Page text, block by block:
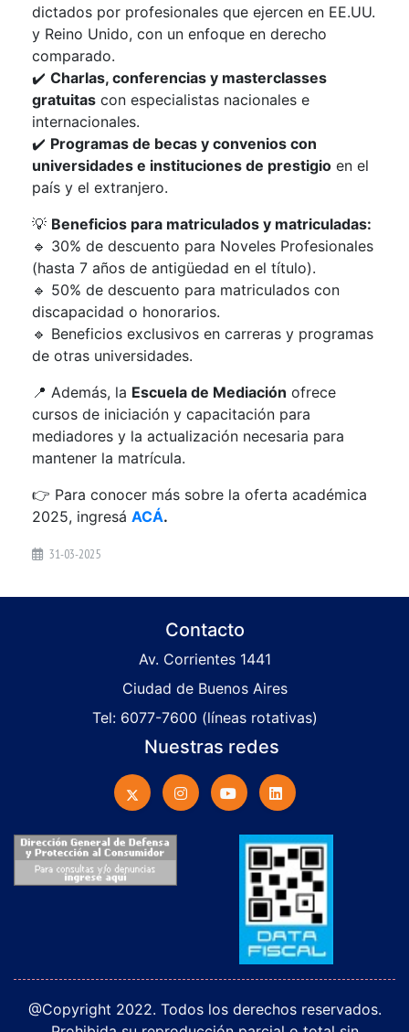
dictados por profesionales que ejercen en EE.UU.
y Reino Unido, con un enfoque en derecho
comparado.
✔️ Charlas, conferencias y masterclasses
gratuitas con especialistas nacionales e
internacionales.
✔️ Programas de becas y convenios con
universidades e instituciones de prestigio en el
país y el extranjero.
💡 Beneficios para matriculados y matriculadas:
🔹 30% de descuento para Noveles Profesionales
(hasta 7 años de antigüedad en el título).
🔹 50% de descuento para matriculados con
discapacidad o honorarios.
🔹 Beneficios exclusivos en carreras y programas
de otras universidades.
📍 Además, la Escuela de Mediación ofrece
cursos de iniciación y capacitación para
mediadores y la actualización necesaria para
mantener la matrícula.
👉 Para conocer más sobre la oferta académica
2025, ingresá ACÁ.
31-03-2025
Contacto
Av. Corrientes 1441
Ciudad de Buenos Aires
Tel: 6077-7600 (líneas rotativas)
Nuestras redes
@Copyright 2022. Todos los derechos reservados.